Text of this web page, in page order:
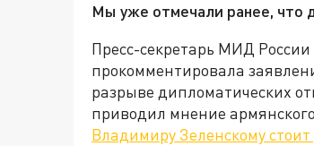
Мы уже отмечали ранее, что
Пресс-секретарь МИД
прокомментировала
разрыве дипломатических
приводил мнение
Владимиру Зеленскому